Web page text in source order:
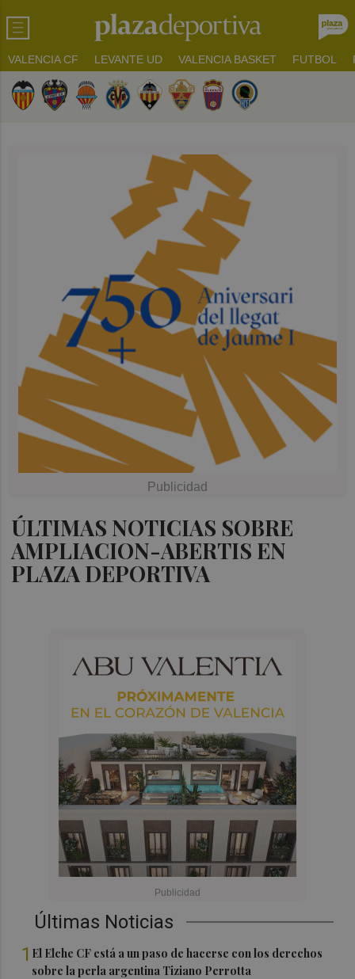
VALENCIA CF LEVANTE UD VALENCIA BASKET FUTBOL
ÚLTIMAS NOTICIAS SOBRE
AMPLIACION-ABERTIS EN
PLAZA DEPORTIVA
Últimas Noticias
1 El Elche CF está a un paso de hacerse con los derechos
sobre la perla argentina Tiziano Perrotta